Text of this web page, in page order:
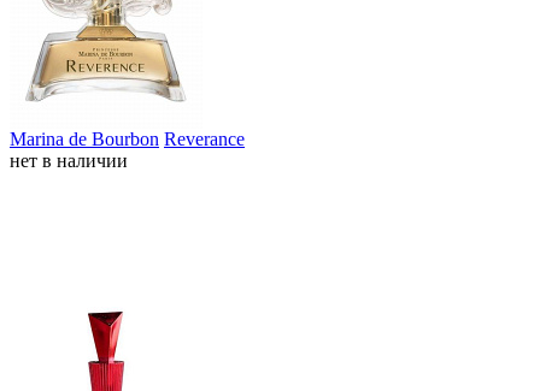
Marina de Bourbon Reverance
нет в наличии